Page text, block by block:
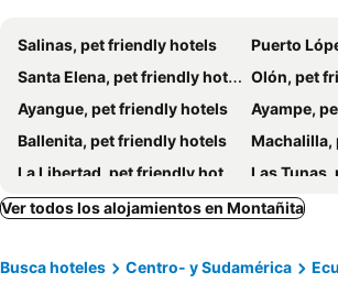
Aloha.ayampe
Punta Hill
El Refugio De Las Aves
Villa Curia
Tavarua
Majagua
Montezuma
Hostal
Hosteria Arandú
Pop House
Maeo
Sp
La Corona Boutique
Finca
Salinas, pet friendly hotels
Puerto
Santa Elena, pet friendly hotels
Olón, pet
Ayangue, pet friendly hotels
Ayampe,
Ballenita, pet friendly hotels
Machalilla,
La Libertad, pet friendly hotels
Las
Ver todos los alojamientos en Montañita
Busca hoteles Centro- y Sudamérica